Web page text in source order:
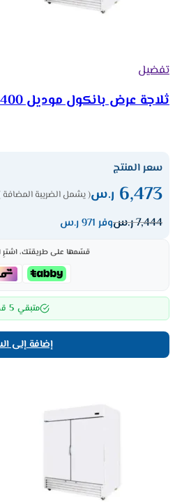
تفضيل
ثلاجة عرض بانكول موديل 1400 – بابين درفة – أبيض
سعر المنتج
6,473 ر.س( يشمل الضريبة المضافة
7,444ر.سوفر 971 ر.س
قسّمها على طريقتك، اشترِ
متبقي 5
إضافة إلى